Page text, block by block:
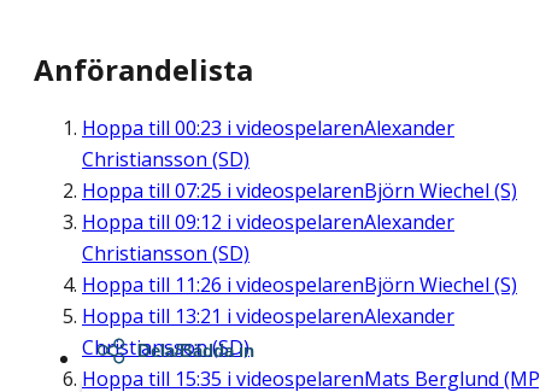
Anförandelista
Hoppa till 00:23 i videospelarenAlexander
Christiansson (SD)
Hoppa till 07:25 i videospelarenBjörn Wiechel (S)
Hoppa till 09:12 i videospelarenAlexander
Christiansson (SD)
Hoppa till 11:26 i videospelarenBjörn Wiechel (S)
Hoppa till 13:21 i videospelarenAlexander
Christiansson (SD)
Hoppa till 15:35 i videospelarenMats Berglund
Dela/Bädda in